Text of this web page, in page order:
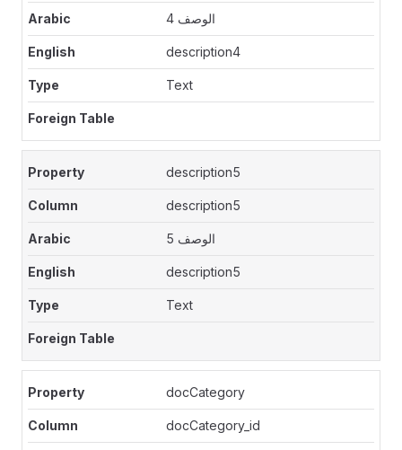
الوصف 4
description4
Text
description5
description5
الوصف 5
description5
Text
docCategory
docCategory_id